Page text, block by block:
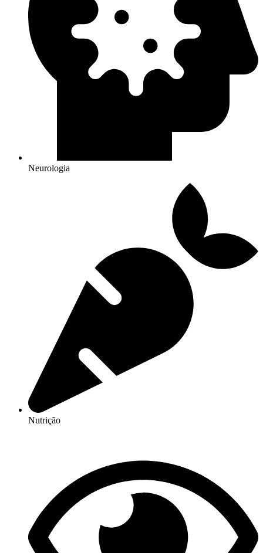
Neurologia
Nutrição